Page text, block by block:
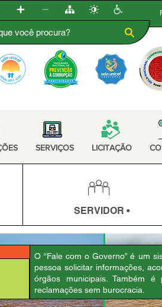
SERVIÇOS LICITAÇÃO
SERVIDOR •
O “Fale com o Governo” é um
pessoa solicitar informações,
órgãos municipais. Também
reclamações sem burocracia.